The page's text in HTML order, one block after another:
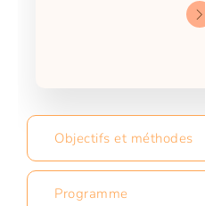
Objectifs et méthodes
Programme